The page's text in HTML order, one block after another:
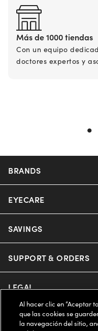
Más de 1000 tiendas
Con un equipo
doctores expertos y
BRANDS
Nuance Audio
Ray-Ban
Oakley
Oakley Meta
EYECARE
Our Eyeglasses
Our Sunglasses
Our Contact Lenses
Ray-Ban | Meta
SAVINGS
Offers & Discount
Insurance
FSA & HSA
SUPPORT & ORDERS
Help Center
Online Order Status
LEGAL
Privacy Policy
COMPANY INFO
Al hacer clic en “Aceptar
que las cookies se
la navegación del sitio,